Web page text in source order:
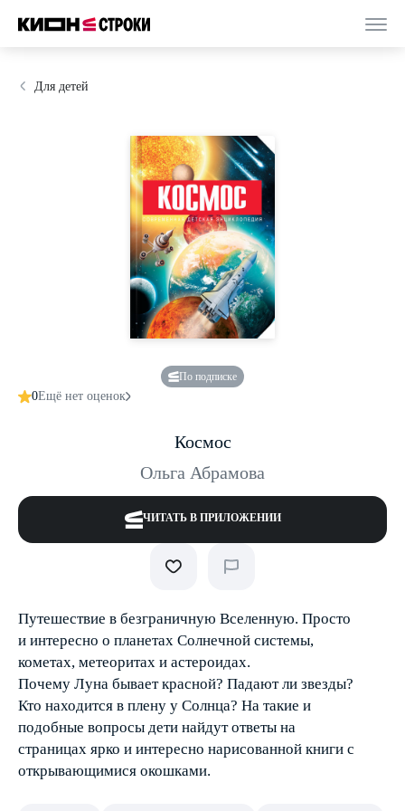
Для детей
По подписке
0Ещё нет оценок
Космос
Ольга Абрамова
ЧИТАТЬ В ПРИЛОЖЕНИИ
Путешествие в безграничную Вселенную. Просто
и интересно о планетах Солнечной системы,
кометах, метеоритах и астероидах.
Почему Луна бывает красной? Падают ли звезды?
Кто находится в плену у Солнца? На такие и
подобные вопросы дети найдут ответы на
страницах ярко и интересно нарисованной книги с
открывающимися окошками.